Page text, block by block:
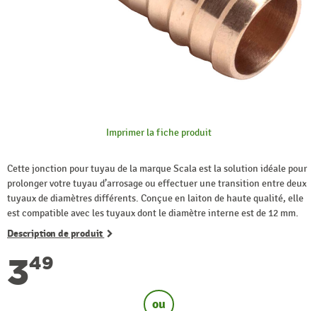
Imprimer la fiche produit
Cette jonction pour tuyau de la marque Scala est la solution idéale pour
prolonger votre tuyau d’arrosage ou effectuer une transition entre deux
tuyaux de diamètres différents. Conçue en laiton de haute qualité, elle
est compatible avec les tuyaux dont le diamètre interne est de 12 mm.
Description de produit
349
ou